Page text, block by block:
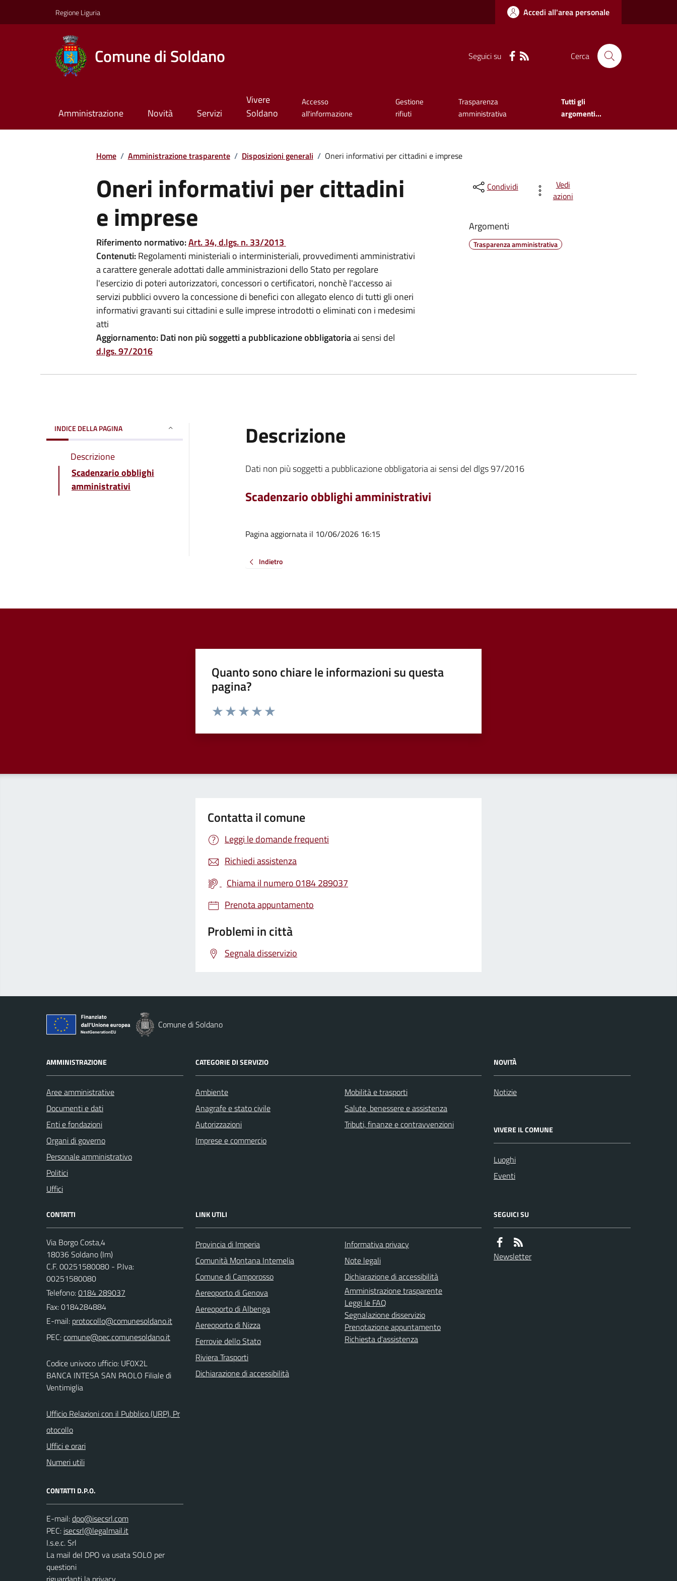
Regione Liguria Accedi all'area personale
Comune di Soldano Seguici su Cerca
Amministrazione Novità Servizi
Vivere
Soldano
Accesso
all'informazione
Gestione
rifiuti
Trasparenza
amministrativa
Tutti gli
argomenti...
Home / Amministrazione trasparente / Disposizioni generali / Oneri informativi per cittadini e imprese
Oneri informativi per cittadini
e imprese
Riferimento normativo:Art. 34, d.lgs. n. 33/2013
Contenuti:Regolamenti ministeriali o interministeriali, provvedimenti amministrativi
a carattere generale adottati dalle amministrazioni dello Stato per regolare
l'esercizio di poteri autorizzatori, concessori o certificatori, nonchè l'accesso ai
servizi pubblici ovvero la concessione di benefici con allegato elenco di tutti gli oneri
informativi gravanti sui cittadini e sulle imprese introdotti o eliminati con i medesimi
atti
Aggiornamento:Dati non più soggetti a pubblicazione obbligatoriaai sensi del
d.lgs. 97/2016
Condividi
Vedi
azioni
Argomenti
Trasparenza amministrativa
INDICE DELLA PAGINA
Descrizione
Scadenzario obblighi
amministrativi
Descrizione
Dati non più soggetti a pubblicazione obbligatoria ai sensi del dlgs 97/2016
Scadenzario obblighi amministrativi
Pagina aggiornata il 10/06/2026 16:15
Indietro
Quanto sono chiare le informazioni su questa
pagina?
Valuta da 1 a 5 stelle la pagina
Contatta il comune
Leggi le domande frequenti
Richiedi assistenza
Chiama il numero 0184 289037
Prenota appuntamento
Problemi in città
Segnala disservizio
Comune di Soldano
AMMINISTRAZIONE
Aree amministrative
Documenti e dati
Enti e fondazioni
Organi di governo
Personale amministrativo
Politici
Uffici
CATEGORIE DI SERVIZIO
Ambiente
Anagrafe e stato civile
Autorizzazioni
Imprese e commercio
Mobilità e trasporti
Salute, benessere e assistenza
Tributi, finanze e contravvenzioni
NOVITÀ
Notizie
VIVERE IL COMUNE
Luoghi
Eventi
CONTATTI
Via Borgo Costa,4
18036 Soldano (Im)
C.F. 00251580080 - P.Iva:
00251580080
Telefono:0184 289037
Fax: 0184284884
E-mail:
PEC:
Codice univoco ufficio: UF0X2L
BANCA INTESA SAN PAOLO Filiale di
Ventimiglia
Ufficio Relazioni con il Pubblico (URP), Pr
otocollo
Uffici e orari
Numeri utili
CONTATTI D.P.O.
E-mail:
PEC:
I.s.e.c. Srl
La mail del DPO va usata SOLO per
questioni
LINK UTILI
Provincia di Imperia
Comunità Montana Intemelia
Comune di Camporosso
Aereoporto di Genova
Aereoporto di Albenga
Aereoporto di Nizza
Ferrovie dello Stato
Riviera Trasporti
Dichiarazione di accessibilità
Informativa privacy
Note legali
Dichiarazione di accessibilità
Amministrazione trasparente
Leggi le FAQ
Segnalazione disservizio
Prenotazione appuntamento
Richiesta d'assistenza
SEGUICI SU
Newsletter